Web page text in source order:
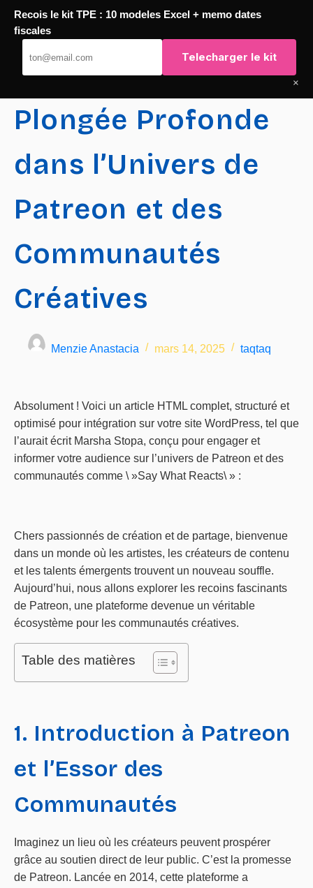
Passer
au
contenu
TaqTaq
Plongée Profonde
dans l’Univers de
Patreon et des
Communautés
Créatives
Menzie Anastacia mars 14, 2025 taqtaq
Absolument ! Voici un article HTML complet, structuré et
optimisé pour intégration sur votre site WordPress, tel que
l’aurait écrit Marsha Stopa, conçu pour engager et
informer votre audience sur l’univers de Patreon et des
communautés comme \ »Say What Reacts\ » :
Chers passionnés de création et de partage, bienvenue
dans un monde où les artistes, les créateurs de contenu
et les talents émergents trouvent un nouveau souffle.
Aujourd’hui, nous allons explorer les recoins fascinants
de Patreon, une plateforme devenue un véritable
écosystème pour les communautés créatives.
Table des matières
1. Introduction à Patreon
et l’Essor des
Communautés
Imaginez un lieu où les créateurs peuvent prospérer
grâce au soutien direct de leur public. C’est la promesse
de Patreon. Lancée en 2014, cette plateforme a
Recois le kit TPE : 10 modeles Excel + memo dates
fiscales
Telecharger le kit
×